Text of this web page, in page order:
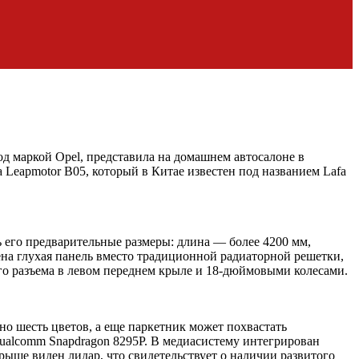
маркой Opel, представила на домашнем автосалоне в
B05, который в Китае известен под названием Lafa
предварительные размеры: длина — более 4200 мм,
глухая панель вместо традиционной радиаторной решетки,
в левом переднем крыле и 18-дюймовыми колесами.
шесть цветов, а еще паркетник может похвастать
Snapdragon 8295P. В медиасистему интегрирован
виден лидар, что свидетельствует о наличии развитого